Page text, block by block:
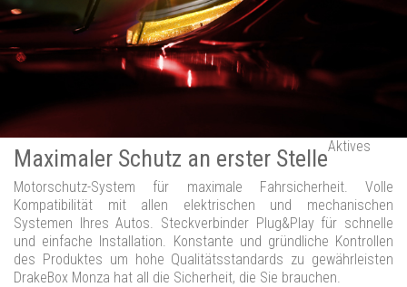
Maximaler Schutz an erster StelleAktives
Motorschutz-System für maximale Fahrsicherheit. Volle
Kompatibilität mit allen elektrischen und mechanischen
Systemen Ihres Autos. Steckverbinder Plug&Play für schnelle
und einfache Installation. Konstante und gründliche Kontrollen
des Produktes um hohe Qualitätsstandards zu gewährleisten
DrakeBox Monza hat all die Sicherheit, die Sie brauchen.